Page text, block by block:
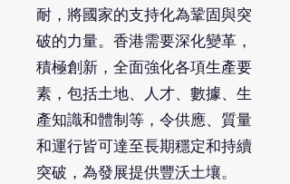
耐，將國家的支持化為鞏固與突
破的力量。香港需要深化變革，
積極創新，全面強化各項生產要
素，包括土地、人才、數據、生
產知識和體制等，令供應、質量
和運行皆可達至長期穩定和持續
突破，為發展提供豐沃土壤。